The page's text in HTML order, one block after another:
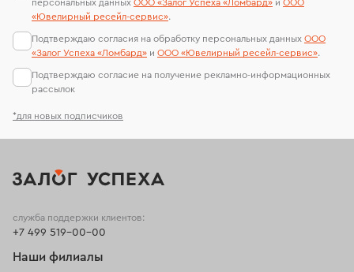
*для новых подписчиков
персональных данных ООО «Залог Успеха «Ломбард» и ООО
«Ювелирный ресейл-сервиc».
Подтверждаю согласия на обработку персональных данных ООО
«Залог Успеха «Ломбард» и ООО «Ювелирный ресейл-сервиc».
Подтверждаю согласие на получение рекламно-информационных
рассылок
служба поддержки клиентов:
+7 499 519-00-00
Наши филиалы